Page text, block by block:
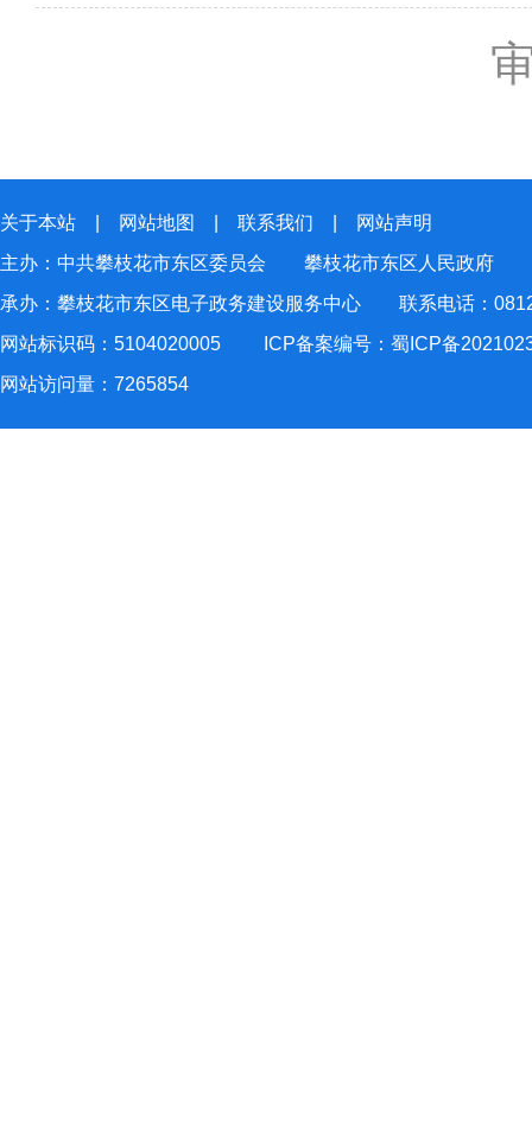
关于本站 网站地图 联系我们
网站声明
主办：中共攀枝花市东区委员会 攀枝花市东区人民政府
承办：攀枝花市东区电子政务建设服务中心 联系电话：
网站标识码：5104020005
ICP备案编号：蜀ICP备
网站访问量： 7265854